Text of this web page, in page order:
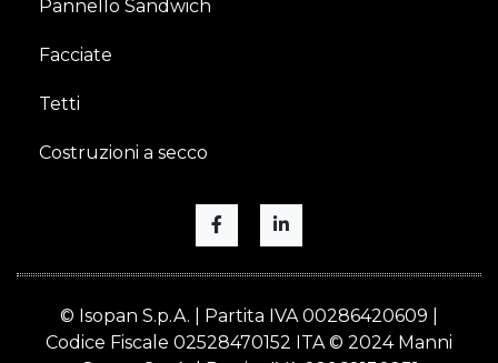
Pannello Sandwich
Facciate
Tetti
Costruzioni a secco
© Isopan S.p.A. | Partita IVA 00286420609 |
Codice Fiscale 02528470152 ITA © 2024 Manni